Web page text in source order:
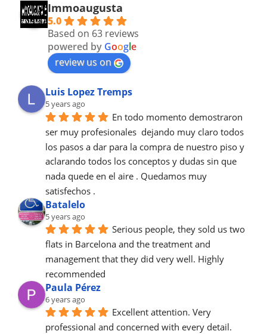
Immoaugusta
5.0
Based on 63 reviews
powered by Google
review us on
Luis Lopez Tremps
5 years ago
En todo momento demostraron
ser muy profesionales  dejando muy claro todos
los pasos a dar para la compra de nuestro piso y
aclarando todos los conceptos y dudas sin que
nada quede en el aire . Quedamos muy
satisfechos .
Batalelo
5 years ago
Serious people, they sold us two
flats in Barcelona and the treatment and
management that they did very well. Highly
recommended
Paula Pérez
6 years ago
Excellent attention. Very
professional and concerned with every detail.